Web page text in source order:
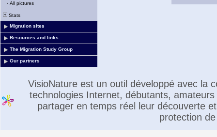
- All pictures
Stats
Migration sites
Resources and links
The Migration Study Group
Our partners
VisioNature est un outil développé avec la
technologies Internet, débutants,
partager en temps réel leur découverte
protection